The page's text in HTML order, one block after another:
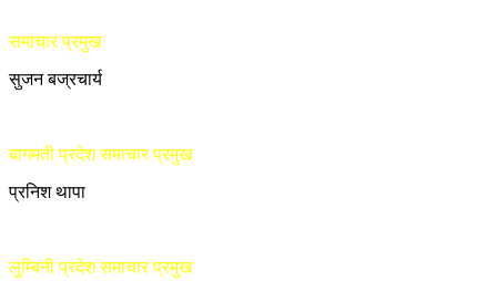
समाचार प्रमुख
सुजन बज्रचार्य
बागमती प्रदेश समाचार प्रमुख
प्रनिश थापा
लुम्बिनी प्रदेश समाचार प्रमुख